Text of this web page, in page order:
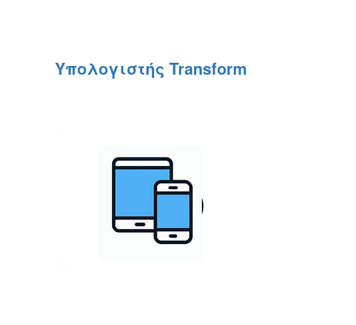
Υπολογιστής Transform